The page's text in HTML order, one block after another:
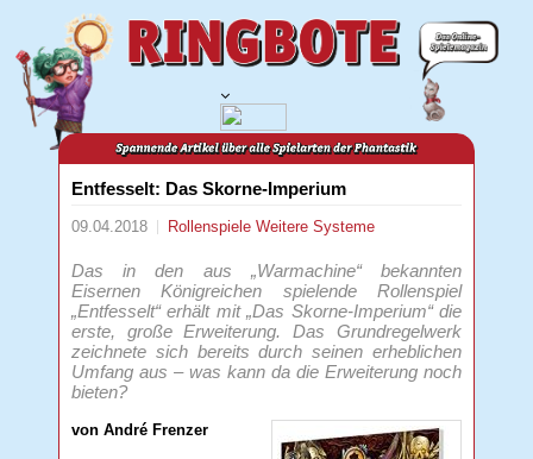
Entfesselt: Das Skorne-Imperium
09.04.2018 RollenspieleWeitere Systeme
Das in den aus „Warmachine“ bekannten
Eisernen Königreichen spielende Rollenspiel
„Entfesselt“ erhält mit „Das Skorne-Imperium“ die
erste, große Erweiterung. Das Grundregelwerk
zeichnete sich bereits durch seinen erheblichen
Umfang aus – was kann da die Erweiterung noch
bieten?
von André Frenzer